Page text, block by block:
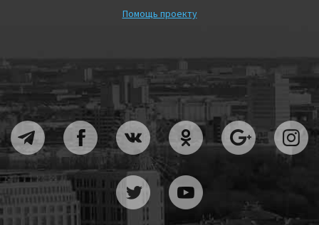
Помощь проекту